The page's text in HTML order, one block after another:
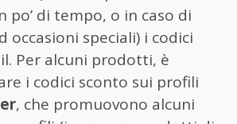
po’ di tempo, o in caso di
occasioni speciali) i codici
Per alcuni prodotti, è
i codici sconto sui profili
, che promuovono alcuni